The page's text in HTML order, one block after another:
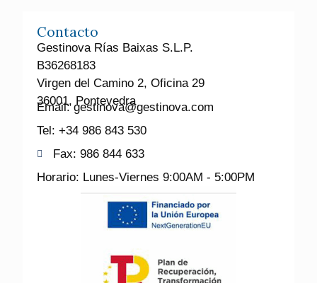
Contacto
Gestinova Rías Baixas S.L.P.
B36268183
Virgen del Camino 2, Oficina 29
36001, Pontevedra
Email: gestinova@gestinova.com
Tel: +34 986 843 530
Fax: 986 844 633
Horario: Lunes-Viernes 9:00AM - 5:00PM